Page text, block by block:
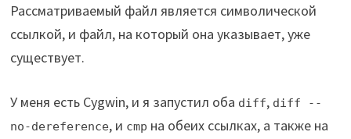
Рассматриваемый файл является символической
ссылкой, и файл, на который она указывает, уже
существует.
У меня есть Cygwin, и я запустил оба diff, diff --
no-dereference, и cmp на обеих ссылках, а также на